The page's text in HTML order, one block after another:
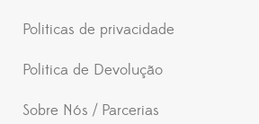
Politicas de privacidade
Politica de Devolução
Sobre Nós / Parcerias